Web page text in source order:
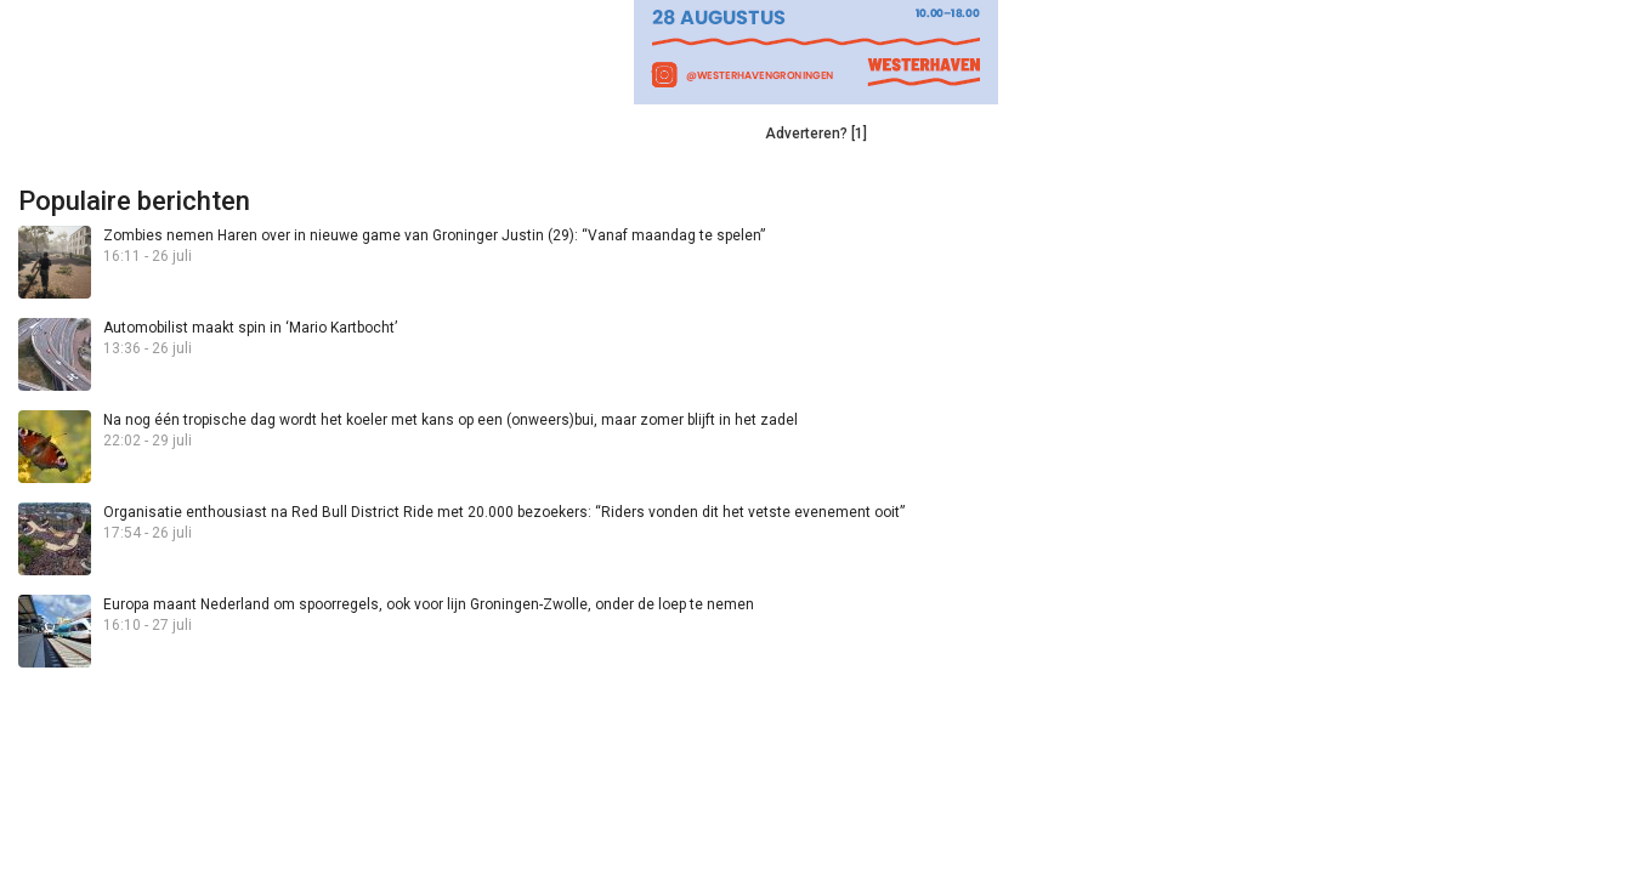
Adverteren? [1]
Populaire berichten
Zombies nemen Haren over in nieuwe game van Groninger Justin (29): “Vanaf maandag te spelen”
16:11 - 26 juli
Automobilist maakt spin in ‘Mario Kartbocht’
13:36 - 26 juli
Na nog één tropische dag wordt het koeler met kans op een (onweers)bui, maar zomer blijft in het zadel
22:02 - 29 juli
Organisatie enthousiast na Red Bull District Ride met 20.000 bezoekers: “Riders vonden dit het vetste evenement ooit”
17:54 - 26 juli
Europa maant Nederland om spoorregels, ook voor lijn Groningen-Zwolle, onder de loep te nemen
16:10 - 27 juli